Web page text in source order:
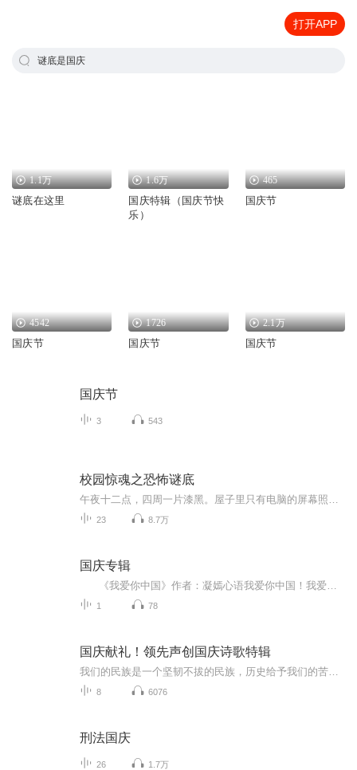
打开APP
谜底是国庆
1.1万
谜底在这里
1.6万
国庆特辑（国庆节快
乐）
465
国庆节
4542
国庆节
1726
国庆节
2.1万
国庆节
国庆节
3 543
校园惊魂之恐怖谜底
23 8.7万
国庆专辑
1 78
国庆献礼！领先声创国庆诗歌特辑
8 6076
刑法国庆
26 1.7万